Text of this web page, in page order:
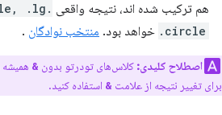
هم ترکیب شده اند، نتیجه واقعی
.lg
.circle خواهد بود. منتخب نوادگان .
اصطلاح کلیدی: کلاس‌های تودرتو بدون & همیشه
برای تغییر نتیجه از علامت & استفاده کنید.